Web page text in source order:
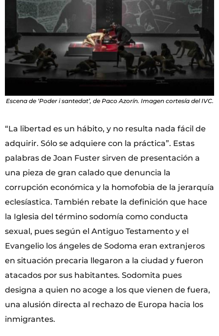
Escena de ‘Poder i santedat’, de Paco Azorín. Imagen cortesía del IVC.
“La libertad es un hábito, y no resulta nada fácil de
adquirir. Sólo se adquiere con la práctica”. Estas
palabras de Joan Fuster sirven de presentación a
una pieza de gran calado que denuncia la
corrupción económica y la homofobia de la jerarquía
eclesíastica. También rebate la definición que hace
la Iglesia del término sodomía como conducta
sexual, pues según el Antiguo Testamento y el
Evangelio los ángeles de Sodoma eran extranjeros
en situación precaria llegaron a la ciudad y fueron
atacados por sus habitantes. Sodomita pues
designa a quien no acoge a los que vienen de fuera,
una alusión directa al rechazo de Europa hacia los
inmigrantes.